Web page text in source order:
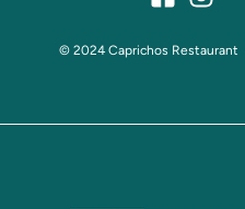
© 2024 Caprichos Restaurant